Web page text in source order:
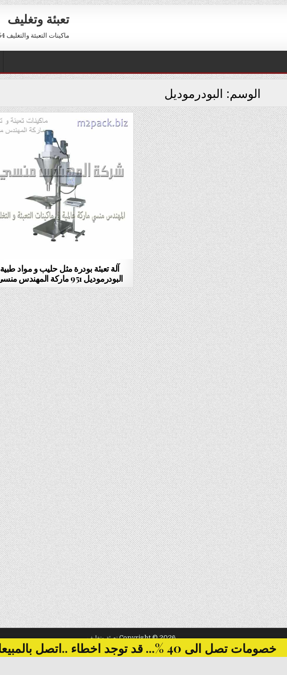
تعبئة وتغليف
ماكينات التعبئة والتغليف 01211116954 – 01211116956 – 01211116958
الوسم: البودرموديل
آلة تعبئة بودرة مثل حليب و مواد طبية
البودرموديل 951 ماركة المهندس منسى
Copyright © 2026 تعبئة وتغليف
Design by ThemesDNA.com
خصومات تصل الى 40 %... قد توجد اخطاء ..اتصل بالمبيعات